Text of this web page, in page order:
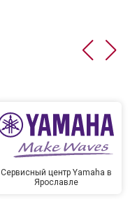
Сервисный центр Yamaha в
Ярославле